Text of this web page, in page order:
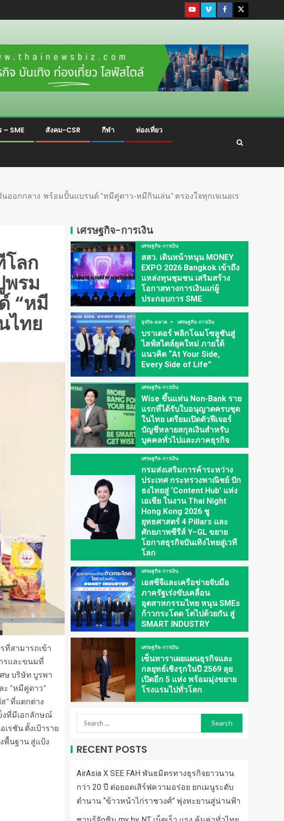
– SME สังคม-CSR กีฬา ท่องเที่ยว
นออกกลาง พร้อมปั้นแบรนด์ “หมีคู่ดาว-หมีกินเล่น” ครองใจทุกเจเนอเร
ลก
พรม
“หมี
ไทย
ที่สามารถเข้า
รและขนมที่
ษ บริษัท บูรพา
ะ “หมีคู่ดาว”
” ที่แตกต่าง
งที่มีเอกลักษณ์
รชัน ตั้งเป้าราย
พื้นฐาน สู่แป้ง
เศรษฐกิจ-การเงิน
เศรษฐกิจ-การเงิน
สสว. เดินหน้าหนุน MONEY
EXPO 2026 Bangkok เข้าถึง
แหล่งทุนชุมชน เสริมสร้าง
โอกาสทางการเงินแก่ผู้
ประกอบการ SME
ธุรกิจ-ตลาด เศรษฐกิจ-การเงิน
บราเดอร์ พลิกโฉมโซลูชันสู่
ไลฟ์สไตล์ยุคใหม่ ภายใต้
แนวคิด “At Your Side,
Every Side of Life”
เศรษฐกิจ-การเงิน
Wise ขึ้นแท่น Non-Bank ราย
แรกที่ได้รับใบอนุญาตครบชุด
ในไทย เตรียมเปิดตัวฟีเจอร์
บัญชีหลายสกุลเงินสำหรับ
บุคคลทั่วไปและภาคธุรกิจ
เศรษฐกิจ-การเงิน
กรมส่งเสริมการค้าระหว่าง
ประเทศ กระทรวงพาณิชย์ ปัก
ธงไทยสู่ ‘Content Hub’ แห่ง
เอเชีย ในงาน Thai Night
Hong Kong 2026 ชู
ยุทธศาสตร์ 4 Pillars และ
ศักยภาพซีรีส์ Y–GL ขยาย
โอกาสธุรกิจบันเทิงไทยสู่เวที
โลก
เศรษฐกิจ-การเงิน
เอสซีจีและเครือข่ายจับมือ
ภาครัฐเร่งขับเคลื่อน
อุตสาหกรรมไทย หนุน SMEs
ก้าวกระโดด โตไปด้วยกัน สู่
SMART INDUSTRY
เศรษฐกิจ-การเงิน
เซ็นทาราเผยแผนธุรกิจและ
กลยุทธ์เชิงรุกในปี 2569 ลุย
เปิดอีก 5 แห่ง พร้อมมุ่งขยาย
โรงแรมไปทั่วโลก
RECENT POSTS
AirAsia X SEE FAH พันธมิตรทางธุรกิจยาวนาน
กว่า 20 ปี ต่อยอดเสิร์ฟความอร่อย ยกเมนูระดับ
ตำนาน “ข้าวหน้าไก่ราชวงศ์” พุ่งทะยานสู่น่านฟ้า